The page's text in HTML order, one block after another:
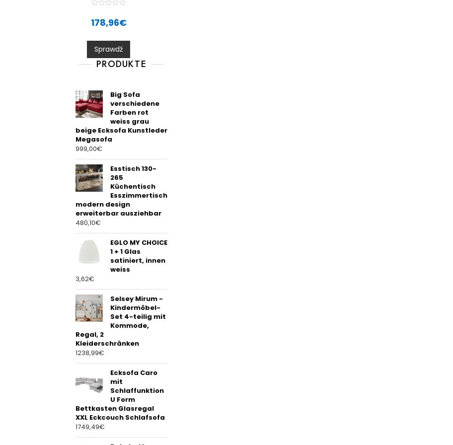
0
o
u
t
178,96€
Sprawdź
PRODUKTE
Big Sofa
verschiedene
Farben rot
weiss grau
beige Ecksofa Kunstleder
Megasofa
999,00€
Esstisch 130-
265
Küchentisch
Esszimmertisch
modern design
erweiterbar ausziehbar
480,10€
EGLO MY CHOICE
1 + 1 Glas
satiniert, innen
weiss
3,62€
Selsey Mirum -
Kindermöbel-
Set 4-teilig mit
Kommode,
Regal, 2
Kleiderschränken
1238,99€
Ecksofa Caro
mit
Schlaffunktion
U Form
Bettkasten Glasregal
XXL Eckcouch Schlafsofa
1749,49€